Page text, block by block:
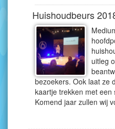
Huishoudbeurs
uitleg
bezoekers. Ook laat ze
kaartje trekken met een
Komend jaar zullen wij